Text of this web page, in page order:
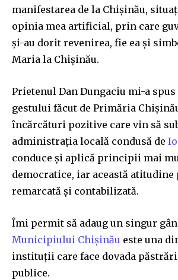
manifestarea de la Chișinău,
opinia mea artificial, prin care
și-au dorit revenirea, fie ea și
Maria la Chișinău.
Prietenul Dan Dungaciu mi-a
gestului făcut de Primăria
încărcături pozitive care vin să
administrația locală condusă de
conduce și aplică principii mai
democratice, iar această atitudine
remarcată și contabilizată.
Îmi permit să adaug un singur
Municipiului Chișinău este una
instituții care face dovada
publice.